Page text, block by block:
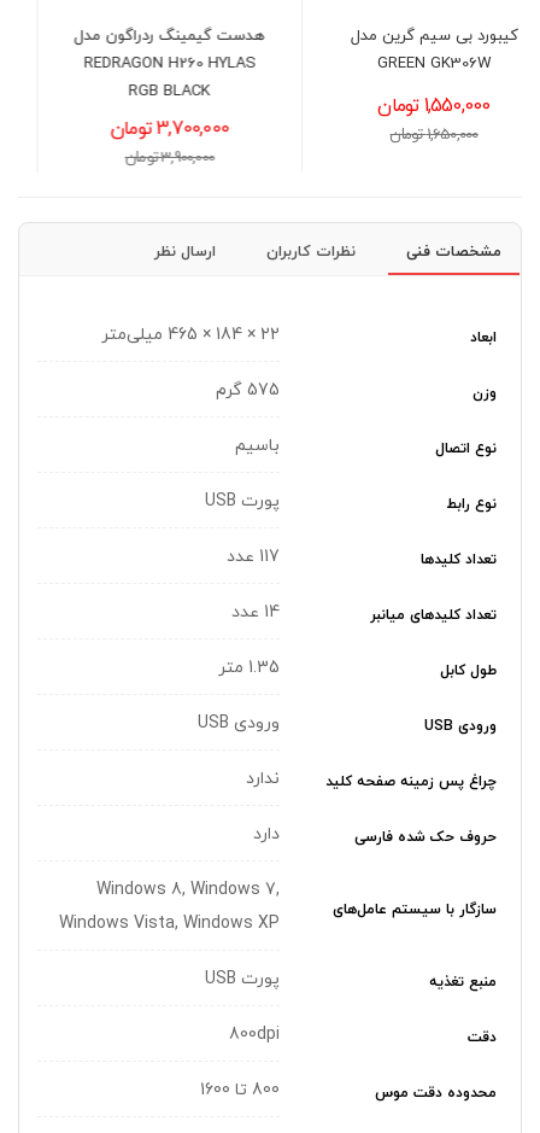
هدست گیمینگ ردراگون مدل
REDRAGON H260 HYLAS
3,700,000 تومان
700-L
1,650,000 تومان
مشخصات فنی نظرات کاربران ارسال نظر
ابعاد 22 × 184 × 465 میلی‌متر
وزن 575 گرم
نوع اتصال باسیم
نوع رابط پورت USB
تعداد کلیدها 117 عدد
تعداد کلیدهای میانبر 14 عدد
طول کابل 1.35 متر
ورودی USB ورودی USB
چراغ‌ پس زمینه صفحه کلید ندارد
حروف حک شده فارسی دارد
سازگار با سیستم عامل‌های
Windows 8, Windows 7,
Windows Vista, Windows XP
منبع تغذیه پورت USB
دقت 800dpi
محدوده دقت موس 800 تا 1600